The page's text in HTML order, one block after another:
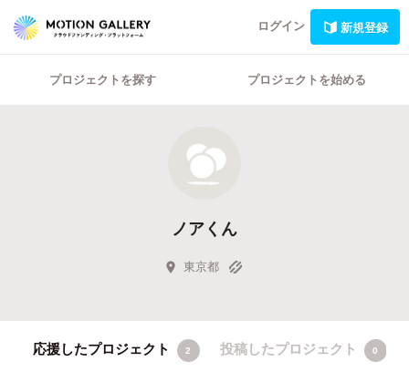
ログイン 新規登録
プロジェクトを探す プロジェクトを始める
ノアくん
東京都
応援したプロジェクト 2 投稿したプロジェクト 0